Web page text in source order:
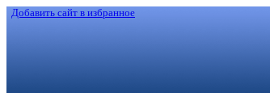
Добавить сайт в избранное